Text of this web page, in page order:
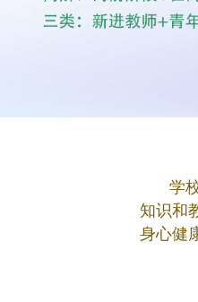
学
知识和
身心健